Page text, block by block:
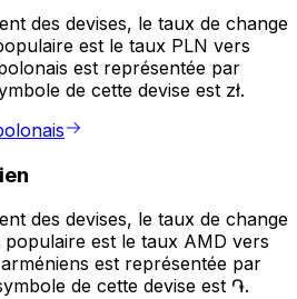
des devises, le taux de change
est le taux PLN vers
est représentée par
de cette devise est zł.
des devises, le taux de change
est le taux AMD vers
est représentée par
de cette devise est ֏.